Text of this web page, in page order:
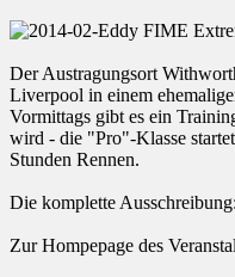
Der Austragungsort
Liverpool in einem
Vormittags gibt es ein
wird - die "Pro"-Klasse
Stunden Rennen.
Die komplette Ausschreibung:
Zur Hompepage des